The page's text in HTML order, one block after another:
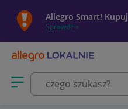
Allegro Smart!
Sprawdź »
Otwórz menu z kategoriami